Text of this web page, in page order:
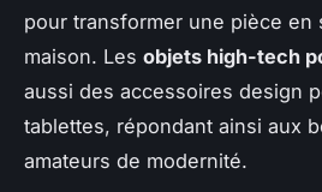
pour transformer une pièce en
maison. Les objets high-tech
aussi des accessoires design
tablettes, répondant ainsi aux
amateurs de modernité.